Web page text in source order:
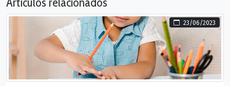
23/06/2023